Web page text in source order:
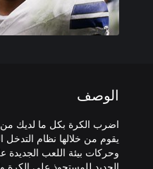
الوصف
يقوم من خلالها نظام التدخل
وحركات بيئة اللعب الجديدة